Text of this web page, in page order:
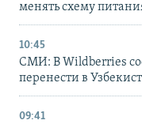
менять схему
10:45
СМИ: В Wildberries
перенести в
09:41